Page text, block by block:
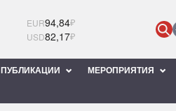
EUR94,84₽
USD82,17₽
ПУБЛИКАЦИИ МЕРОПРИЯТИЯ